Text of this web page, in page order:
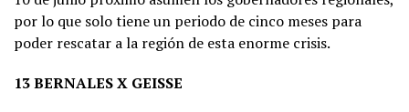
por lo que solo tiene un periodo de cinco meses para
poder rescatar a la región de esta enorme crisis.
13 BERNALES X GEISSE